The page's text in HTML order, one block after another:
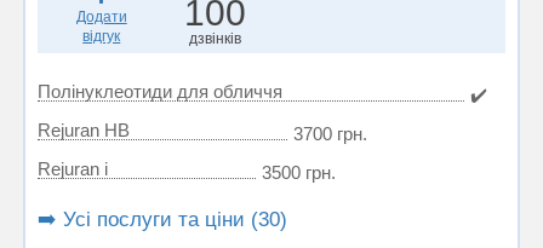
Додати
відгук
100
дзвінків
Полінуклеотиди для обличчя
✔️
Rejuran HB
3700 грн.
Rejuran i
3500 грн.
➡️ Усі послуги та ціни (30)